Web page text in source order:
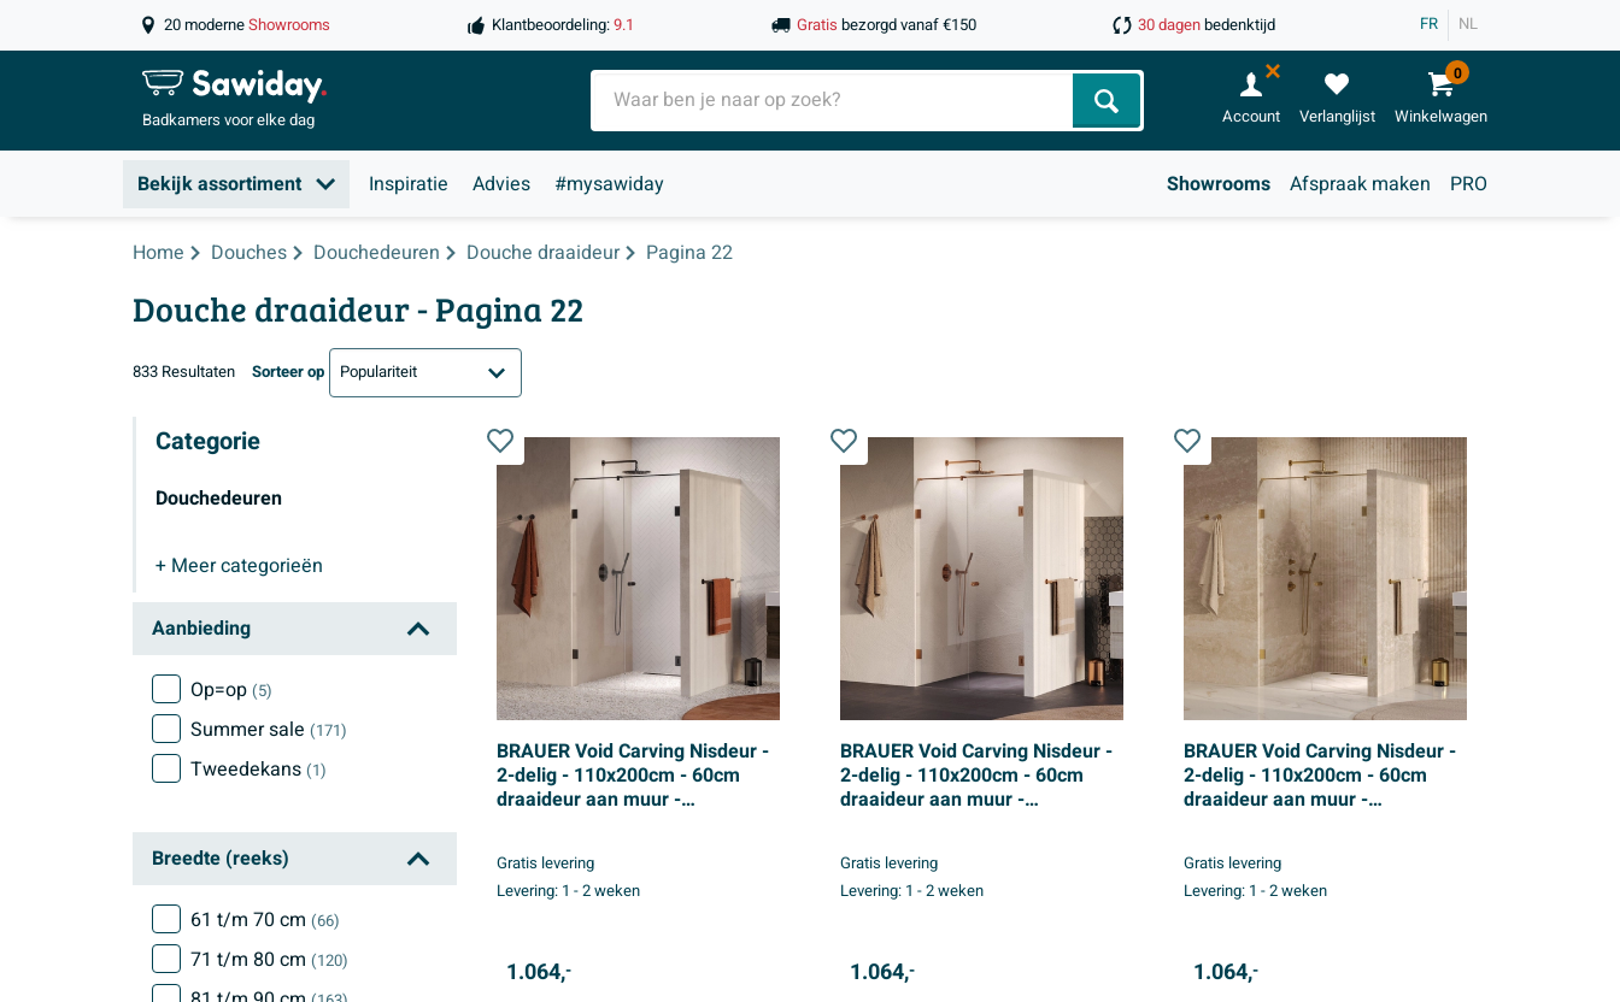
20 moderneShowrooms Klantbeoordeling:9.1 Gratis bezorgd vanaf €150 30 dagenbedenktijd FR NL
Badkamers voor elke dag Zoeken Account Verlanglijst Winkelwagen
0
Bekijk assortiment Inspiratie Advies #mysawiday Showrooms Afspraak maken PRO
Home Douches Douchedeuren Douche draaideur Pagina 22
Douche draaideur - Pagina 22
833 Resultaten Sorteer op
Categorie
Douchedeuren
+ Meercategorieën
Douche draaideur
Aanbieding
Op=op (5)
Summer sale (171)
Tweedekans (1)
Breedte (reeks)
61 t/m 70 cm (66)
71 t/m 80 cm (120)
BRAUER Void Carving Nisdeur -
2-delig - 110x200cm - 60cm
draaideur aan muur -
gunmetal PVD
Gratis levering
Levering: 1 - 2 weken
1.064,-
BRAUER Void Carving Nisdeur -
2-delig - 110x200cm - 60cm
draaideur aan muur -
PVD
Gratis levering
Levering: 1 - 2 weken
1.064,-
BRAUER Void Carving Nisdeur -
2-delig - 110x200cm - 60cm
draaideur aan muur -
PVD
Gratis levering
Levering: 1 - 2 weken
1.064,-